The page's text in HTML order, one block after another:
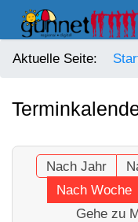
Aktuelle Seite:
Nach Jahr
Nach Woche
Gehe zu